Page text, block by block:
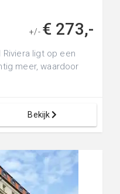
+/- € 273,-
ligt op een
meer, waardoor
Bekijk